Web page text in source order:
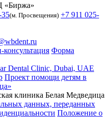
«Биржа»
35(м. Просвещения) +7 911 025-
Форма
Dental Clinic, Dubai, UAE
Проект помощи детям в
клиника Белая Медведица
данных, переданных
Положение о